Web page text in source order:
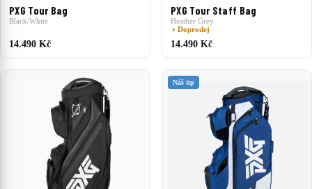
PXG Tour Bag
Black/White
14.490 Kč
PXG Tour Staff Bag
Heather Grey
◑ Doprodej
14.490 Kč
Náš tip